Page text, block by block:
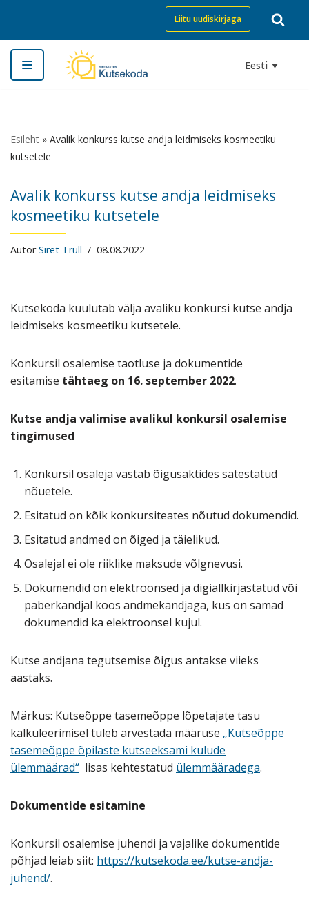
Skip
to
content
Liitu uudiskirjaga
Eesti
Esileht » Avalik konkurss kutse andja leidmiseks kosmeetiku
kutsetele
Avalik konkurss kutse andja leidmiseks
kosmeetiku kutsetele
AutorSiret Trull 08.08.2022
Kutsekoda kuulutab välja avaliku konkursi kutse andja
leidmiseks kosmeetiku kutsetele.
Konkursil osalemise taotluse ja dokumentide
esitamise tähtaeg on 16. september 2022.
Kutse andja valimise avalikul konkursil osalemise
tingimused
Konkursil osaleja vastab õigusaktides sätestatud
nõuetele.
Esitatud on kõik konkursiteates nõutud dokumendid.
Esitatud andmed on õiged ja täielikud.
Osalejal ei ole riiklike maksude võlgnevusi.
Dokumendid on elektroonsed ja digiallkirjastatud või
paberkandjal koos andmekandjaga, kus on samad
dokumendid ka elektroonsel kujul.
Kutse andjana tegutsemise õigus antakse viieks
aastaks.
Märkus: Kutseõppe tasemeõppe lõpetajate tasu
kalkuleerimisel tuleb arvestada määruse „Kutseõppe
tasemeõppe õpilaste kutseeksami kulude
ülemmäärad“ lisas kehtestatud ülemmääradega.
Dokumentide esitamine
Konkursil osalemise juhendi ja vajalike dokumentide
põhjad leiab siit: https://kutsekoda.ee/kutse-andja-
juhend/.